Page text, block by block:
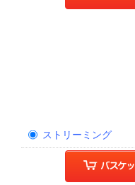
ストリーミング